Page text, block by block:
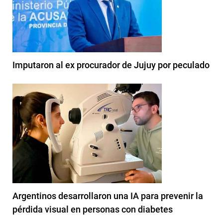
Imputaron al ex procurador de Jujuy por peculado
Argentinos desarrollaron una IA para prevenir la
pérdida visual en personas con diabetes